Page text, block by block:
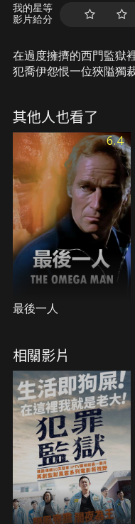
我的星等
影片給分
在過度擁擠的西門監獄
犯喬伊怨恨一位狹隘獨
其他人也看了
6.4
最後一人
相關影片